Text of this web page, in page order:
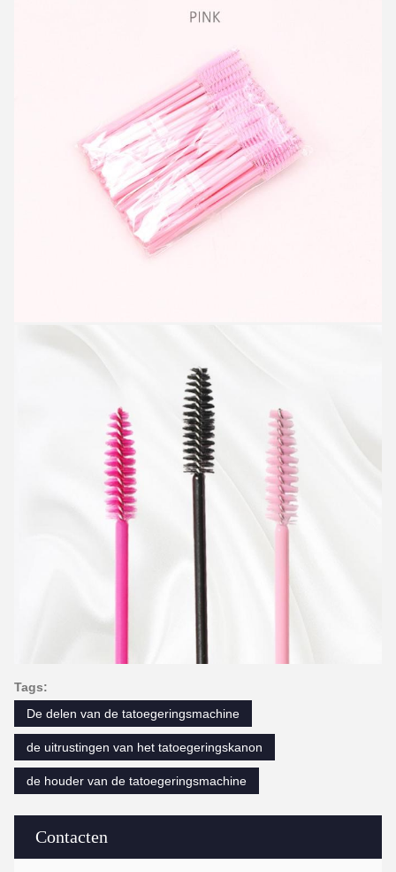
Contacten
Tags:
De delen van de tatoegeringsmachine
de uitrustingen van het tatoegeringskanon
de houder van de tatoegeringsmachine